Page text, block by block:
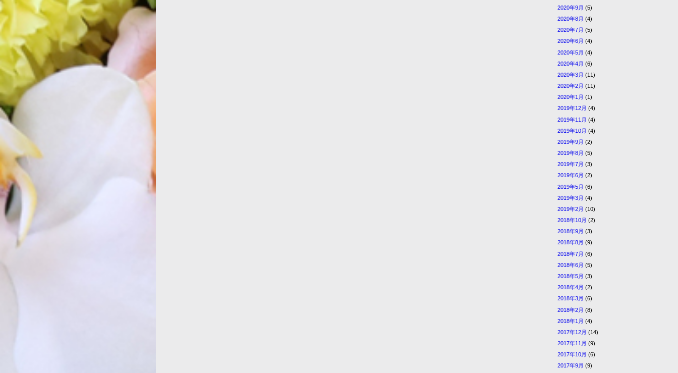
2020年9月 (5)
2020年8月 (4)
2020年7月 (5)
2020年6月 (4)
2020年5月 (4)
2020年4月 (6)
2020年3月 (11)
2020年2月 (11)
2020年1月 (1)
2019年12月 (4)
2019年11月 (4)
2019年10月 (4)
2019年9月 (2)
2019年8月 (5)
2019年7月 (3)
2019年6月 (2)
2019年5月 (6)
2019年3月 (4)
2019年2月 (10)
2018年10月 (2)
2018年9月 (3)
2018年8月 (9)
2018年7月 (6)
2018年6月 (5)
2018年5月 (3)
2018年4月 (2)
2018年3月 (6)
2018年2月 (8)
2018年1月 (4)
2017年12月 (14)
2017年11月 (9)
2017年10月 (6)
2017年9月 (9)